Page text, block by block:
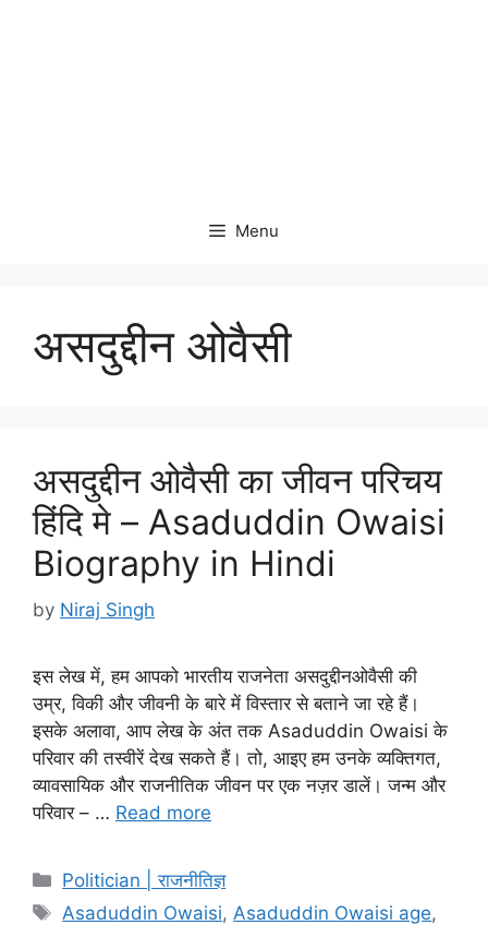
Menu
असदुद्दीन ओवैसी
असदुद्दीन ओवैसी का जीवन परिचय
हिंदि मे – Asaduddin Owaisi
Biography in Hindi
by Niraj Singh
इस लेख में, हम आपको भारतीय राजनेता असदुद्दीनओवैसी की
उम्र, विकी और जीवनी के बारे में विस्तार से बताने जा रहे हैं।
इसके अलावा, आप लेख के अंत तक Asaduddin Owaisi के
परिवार की तस्वीरें देख सकते हैं। तो, आइए हम उनके व्यक्तिगत,
व्यावसायिक और राजनीतिक जीवन पर एक नज़र डालें। जन्म और
परिवार – … Read more
Categories
Politician | राजनीतिज्ञ
Tags
Asaduddin Owaisi,Asaduddin Owaisi age,